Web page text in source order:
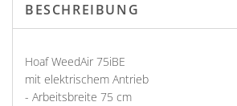
BESCHREIBUNG
Hoaf WeedAir 75iBE
mit elektrischem Antrieb
- Arbeitsbreite 75 cm